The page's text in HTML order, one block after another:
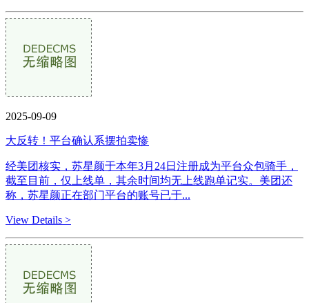
2025-09-09
大反转！平台确认系摆拍卖惨
经美团核实，苏星颜于本年3月24日注册成为平台众包骑手，
截至目前，仅上线单，其余时间均无上线跑单记实。美团还
称，苏星颜正在部门平台的账号已于...
View Details >